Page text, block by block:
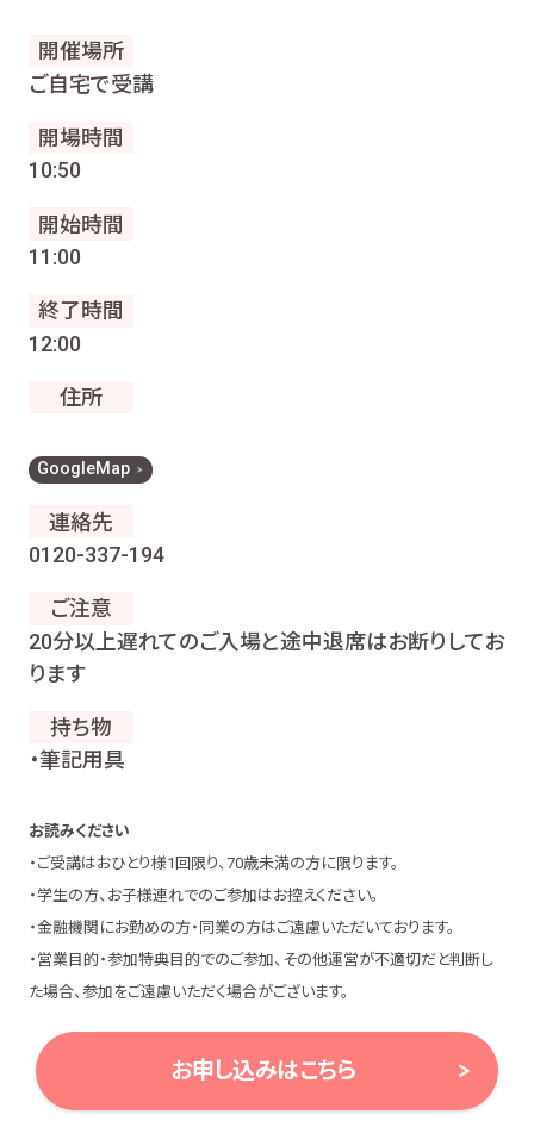
開催場所
ご自宅で受講
開場時間
10:50
開始時間
11:00
終了時間
12:00
住所
GoogleMap
連絡先
0120-337-194
ご注意
20分以上遅れてのご入場と途中退席はお断りしてお
ります
持ち物
・筆記用具
お読みください
・ご受講はおひとり様1回限り、70歳未満の方に限ります。
・学生の方、お子様連れでのご参加はお控えください。
・金融機関にお勤めの方・同業の方はご遠慮いただいております。
・営業目的・参加特典目的でのご参加、その他運営が不適切だと判断し
た場合、参加をご遠慮いただく場合がございます。
お申し込みはこちら